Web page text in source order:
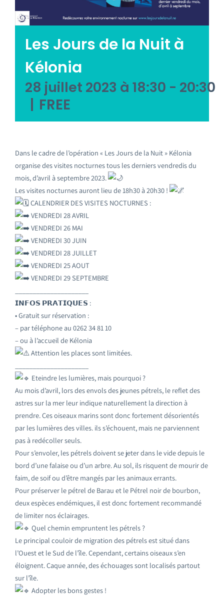
Emploi tourisme
Contact
Les Jours de la Nuit à
Kélonia
28 juillet 2023 à 18:30 - 20:30
| FREE
Dans le cadre de l’opération « Les Jours de la Nuit » Kélonia
organise des visites nocturnes tous les derniers vendredis du
mois, d’avril à septembre 2023.
Les visites nocturnes auront lieu de 18h30 à 20h30 !
CALENDRIER DES VISITES NOCTURNES :
VENDREDI 28 AVRIL
VENDREDI 26 MAI
VENDREDI 30 JUIN
VENDREDI 28 JUILLET
VENDREDI 25 AOUT
VENDREDI 29 SEPTEMBRE
𝗜𝗡𝗙𝗢𝗦 𝗣𝗥𝗔𝗧𝗜𝗤𝗨𝗘𝗦 :
• Gratuit sur réservation :
– par téléphone au 0262 34 81 10
– ou à l’accueil de Kélonia
Attention les places sont limitées.
Eteindre les lumières, mais pourquoi ?
Au mois d’avril, lors des envols des jeunes pétrels, le reflet des
astres sur la mer leur indique naturellement la direction à
prendre. Ces oiseaux marins sont donc fortement désorientés
par les lumières des villes. ils s’échouent, mais ne parviennent
pas à redécoller seuls.
Pour s’envoler, les pétrels doivent se jeter dans le vide depuis le
bord d’une falaise ou d’un arbre. Au sol, ils risquent de mourir de
faim, de soif ou d’être mangés par les animaux errants.
Pour préserver le pétrel de Barau et le Pétrel noir de bourbon,
deux espèces endémiques, il est donc fortement recommandé
de limiter nos éclairages.
Quel chemin empruntent les pétrels ?
Le principal couloir de migration des pétrels est situé dans
l’Ouest et le Sud de l’île. Cependant, certains oiseaux s’en
éloignent. Caque année, des échouages sont localisés partout
sur l’île.
Adopter les bons gestes !